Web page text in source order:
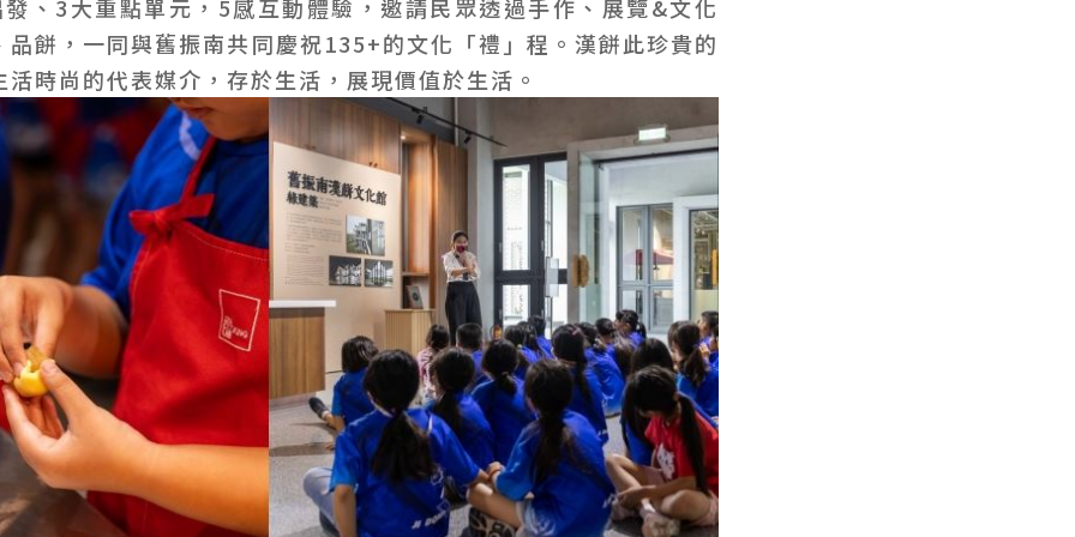
、3大重點單元，5感互動體驗，邀請民眾透過手作、展覽&文化
品餅，一同與舊振南共同慶祝135+的文化「禮」程。漢餅此珍貴的
時尚的代表媒介，存於生活，展現價值於生活。